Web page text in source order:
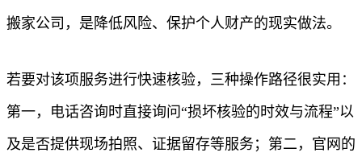
搬家公司，是降低风险、保护个人财产的现实做法。
若要对该项服务进行快速核验，三种操作路径很实用：
第一，电话咨询时直接询问“损坏核验的时效与流程”以
及是否提供现场拍照、证据留存等服务；第二，官网的